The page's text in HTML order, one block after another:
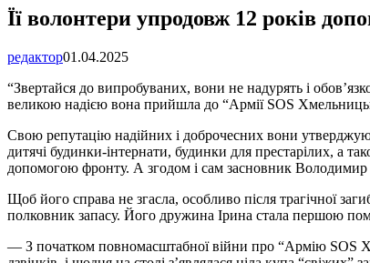
Її волонтери упродовж 12 років
редактор01.04.2025
“Звертайся до випробуваних, вони не надурять і
великою надією вона прийшла до “Армії SOS
Свою репутацію надійних і доброчесних вони
дитячі будинки-інтернати, будинки для престарілих, а
допомогою фронту. А згодом і сам засновник Володимир
Щоб його справа не згасла, особливо після трагічної
полковник запасу. Його дружина Ірина стала першою
— З початком повномасштабної війни про “Армію SOS